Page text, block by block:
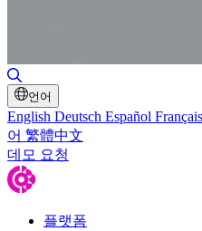
언어
English Deutsch Español Français
어 繁體中文
데모 요청
플랫폼